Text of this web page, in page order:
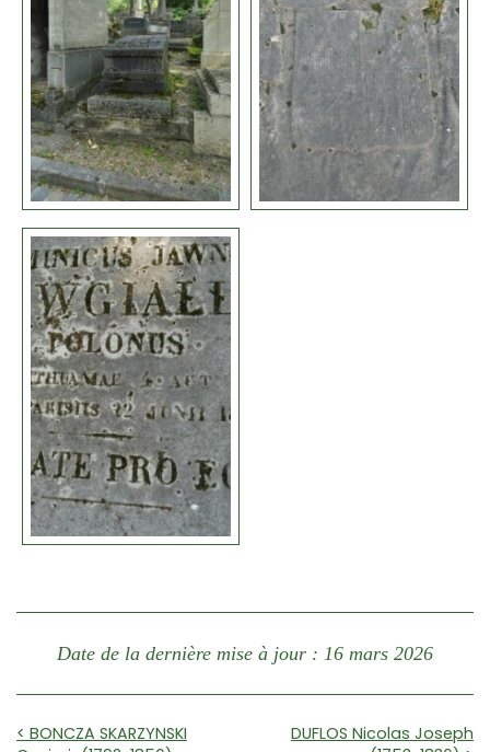
Date de la dernière mise à jour : 16 mars 2026
< BONCZA SKARZYNSKI
DUFLOS Nicolas Joseph